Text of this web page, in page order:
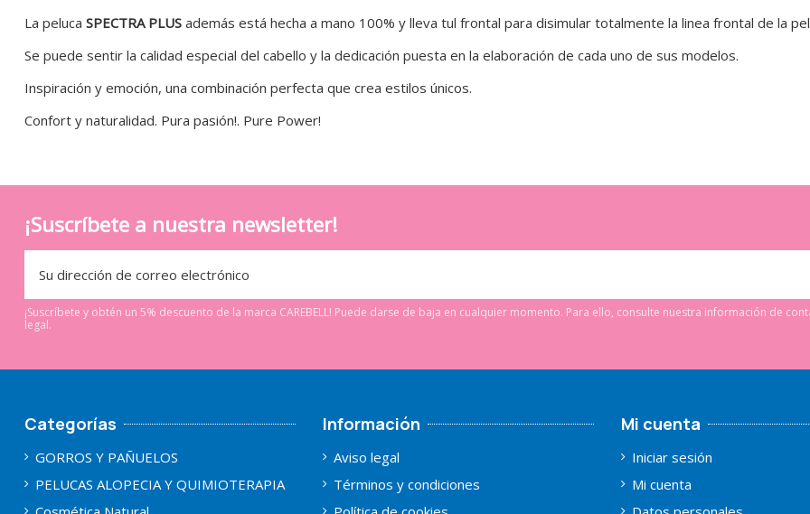
La peluca SPECTRA PLUS además está hecha a mano 100% y lleva tul frontal para disimular totalmente la linea frontal de la
Se puede sentir la calidad especial del cabello y la dedicación puesta en la elaboración de cada uno de sus modelos.
Inspiración y emoción, una combinación perfecta que crea estilos únicos.
Confort y naturalidad. Pura pasión!. Pure Power!
¡Suscríbete a nuestra newsletter!
¡Suscríbete y obtén un 5% descuento de la marca CAREBELL! Puede darse de baja en cualquier momento. Para ello, consulte nuestra información de
legal.
Categorías
GORROS Y PAÑUELOS
PELUCAS ALOPECIA Y QUIMIOTERAPIA
Información
Aviso legal
Términos y condiciones
Mi cuenta
Iniciar sesión
Mi cuenta